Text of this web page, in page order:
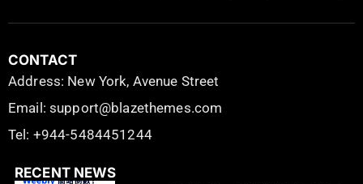
CONTACT
Address: New York, Avenue Street
Email: support@blazethemes.com
Tel: +944-5484451244
RECENT NEWS